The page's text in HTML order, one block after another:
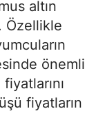
altın
Özellikle
önemli
fiyatların